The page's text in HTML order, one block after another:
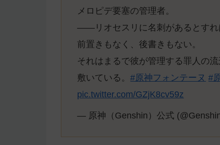
メロピデ要塞の管理者。
——リオセスリに名刺があるとすれ
前置きもなく、後書きもない。
それはまるで彼が管理する罪人の
敷いている。#原神フォンテーヌ #
pic.twitter.com/GZjK8cv59z
— 原神（Genshin）公式